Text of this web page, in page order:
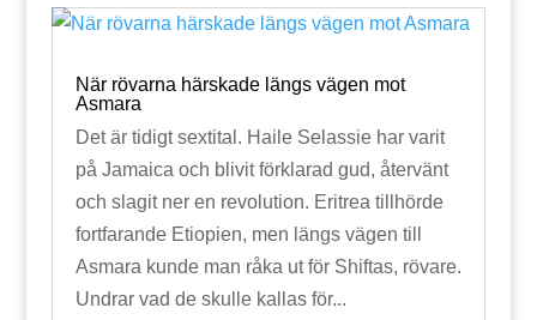
När rövarna härskade längs vägen mot
Asmara
Det är tidigt sextital. Haile Selassie har varit
på Jamaica och blivit förklarad gud, återvänt
och slagit ner en revolution. Eritrea tillhörde
fortfarande Etiopien, men längs vägen till
Asmara kunde man råka ut för Shiftas, rövare.
Undrar vad de skulle kallas för...